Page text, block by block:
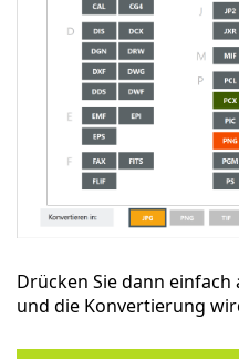
Drücken Sie dann
und die Konvertierung